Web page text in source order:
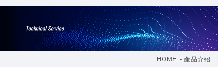
HOME 產品介紹